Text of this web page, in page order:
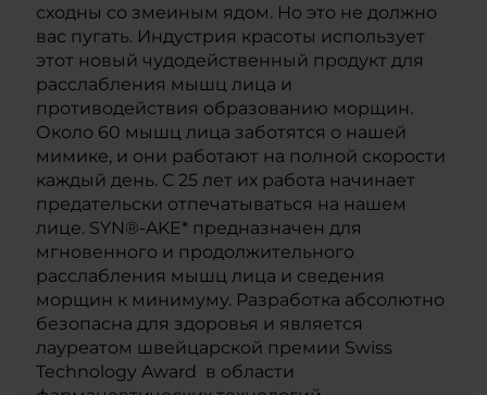
сходны со змеиным ядом. Но это не должно
вас пугать. Индустрия красоты использует
этот новый чудодейственный продукт для
расслабления мышц лица и
противодействия образованию морщин.
Около 60 мышц лица заботятся о нашей
мимике, и они работают на полной скорости
каждый день. С 25 лет их работа начинает
предательски отпечатываться на нашем
лице. SYN®-AKE* предназначен для
мгновенного и продолжительного
расслабления мышц лица и сведения
морщин к минимуму. Разработка абсолютно
безопасна для здоровья и является
лауреатом швейцарской премии Swiss
Technology Award в области